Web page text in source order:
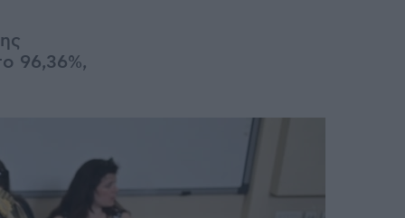
96,36%,